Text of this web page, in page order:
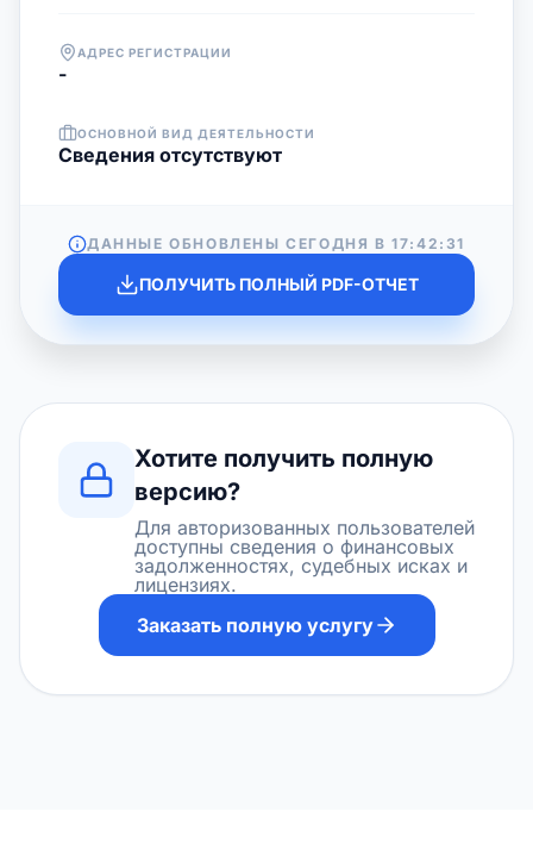
АДРЕС РЕГИСТРАЦИИ
-
ОСНОВНОЙ ВИД ДЕЯТЕЛЬНОСТИ
Cведения отсутствуют
ДАННЫЕ ОБНОВЛЕНЫ СЕГОДНЯ В17:42:31
ПОЛУЧИТЬ ПОЛНЫЙ PDF-ОТЧЕТ
Хотите получить полную
версию?
Для авторизованных пользователей
доступны сведения о финансовых
задолженностях, судебных исках и
лицензиях.
Заказать полную услугу